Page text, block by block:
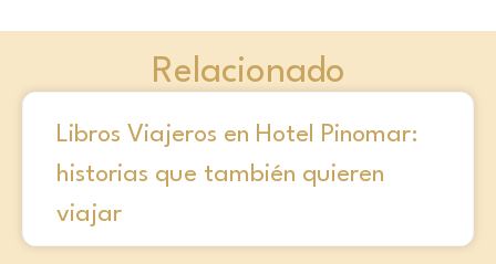
Relacionado
Libros Viajeros en Hotel Pinomar:
historias que también quieren
viajar